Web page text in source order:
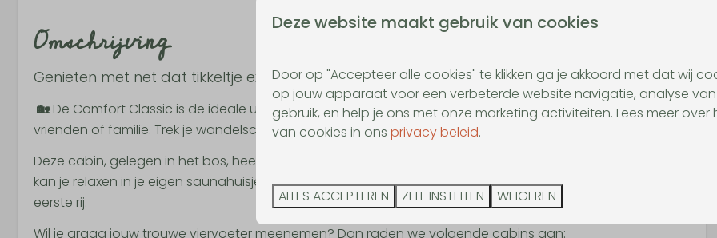
Sauna
Groot terras
Gasbarbecue
Omschrijving
Genieten met net dat tikkeltje extra luxe
🏡De Comfort Classic is de ideale uitvalsbasis voor wandelvakanties of avontuurlijke vakanties met
vrienden of familie. Trek je wandelschoenen aan en ga op pad.
Deze cabin, gelegen in het bos, heeft net dat tikkeltje extra luxe door de goed isolerende ramen en ook
kan je relaxen in je eigen saunahuisje. Hier kan je heerlijk herbronnen en genieten van de natuur vanop de
eerste rij.
Wil je graag jouw trouwe viervoeter meenemen? Dan raden we volgende cabins aan:
Deze website maakt gebruik van cookies
Door op "Accepteer alle cookies" te klikken ga je akkoord met dat wij
op jouw apparaat voor een verbeterde website navigatie, analyse
gebruik, en help je ons met onze marketing activiteiten. Lees meer over
van cookies in ons privacy beleid.
ALLES ACCEPTEREN ZELF INSTELLEN WEIGEREN